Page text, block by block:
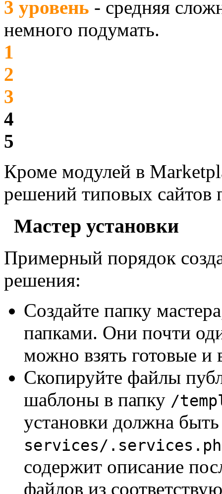
3 уровень - средняя
немного подумать.
1
2
3
4
5
Кроме модулей в
решений типовых сайтов
Мастер установки
Примерный порядок
решения:
Создайте папку
папками. Они почти
можно взять готовые и
Скопируйте файлы
шаблоны в папку /
установки должна
services/
содержит описание
файлов из